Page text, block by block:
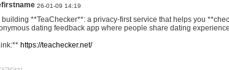
26-01-09 14:19
building **TeaChecker**: a privacy-first service that helps you
dating feedback app where people share dating
https://teachecker.net/